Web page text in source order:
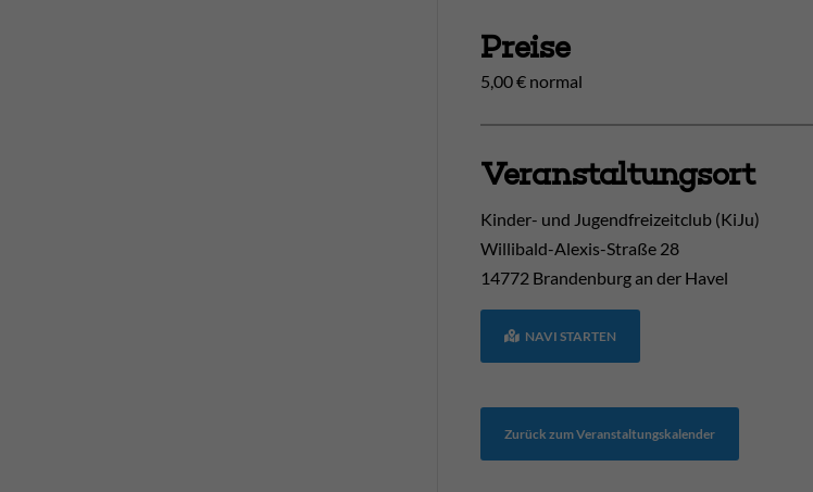
Preise
5,00 € normal
Veranstaltungsort
Kinder- und Jugendfreizeitclub (KiJu)
Willibald-Alexis-Straße 28
14772 Brandenburg an der Havel
NAVI STARTEN
Zurück zum Veranstaltungskalender